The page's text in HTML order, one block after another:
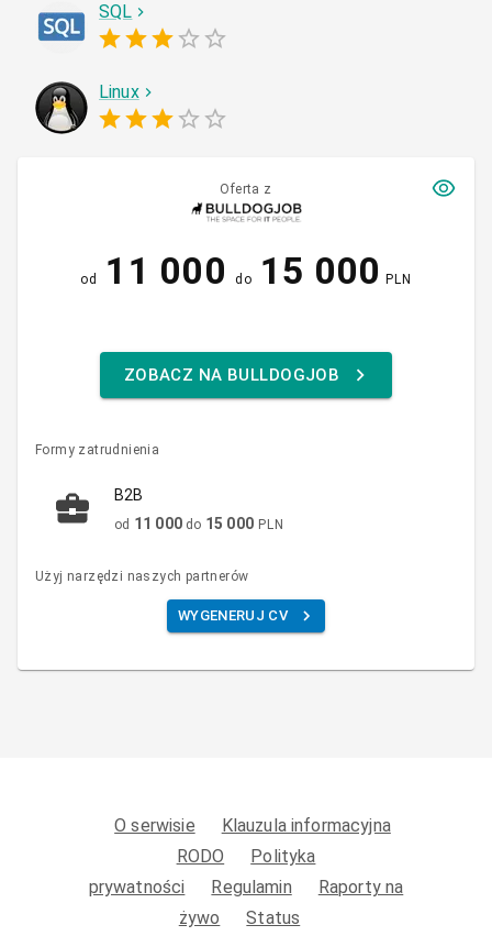
SQL
Linux
Oferta z
od 11 000 do 15 000 PLN
ZOBACZ NA BULLDOGJOB
Formy zatrudnienia
B2B
od 11 000 do 15 000 PLN
Użyj narzędzi naszych partnerów
WYGENERUJ CV
O serwisie
Klauzula informacyjna
RODO
Polityka
prywatności
Regulamin
Raporty na
żywo
Status